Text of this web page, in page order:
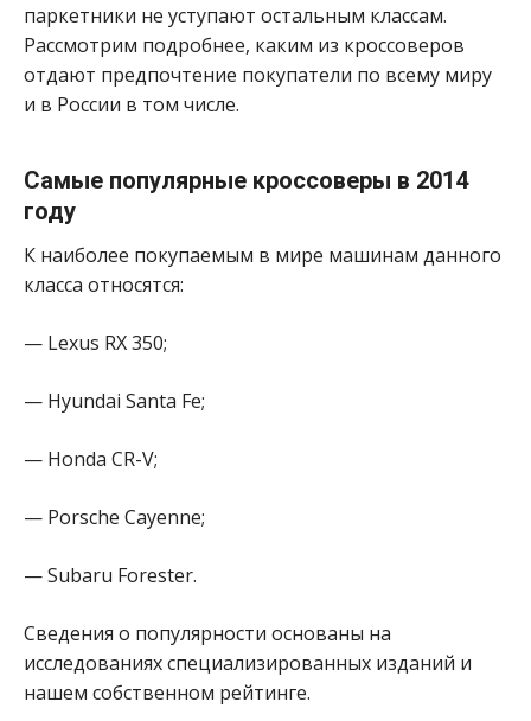
паркетники не уступают остальным классам.
Рассмотрим подробнее, каким из кроссоверов
отдают предпочтение покупатели по всему миру
и в России в том числе.
Самые популярные кроссоверы в 2014
году
К наиболее покупаемым в мире машинам данного
класса относятся:
— Lexus RX 350;
— Hyundai Santa Fe;
— Honda CR-V;
— Porsche Cayenne;
— Subaru Forester.
Сведения о популярности основаны на
исследованиях специализированных изданий и
нашем собственном рейтинге.